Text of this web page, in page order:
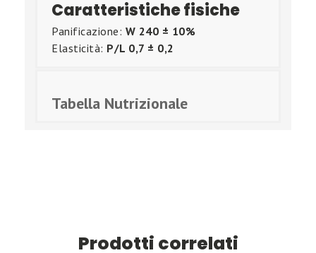
Caratteristiche fisiche
Panificazione: W 240 ± 10%
Elasticità: P/L 0,7 ± 0,2
Tabella Nutrizionale
Prodotti correlati